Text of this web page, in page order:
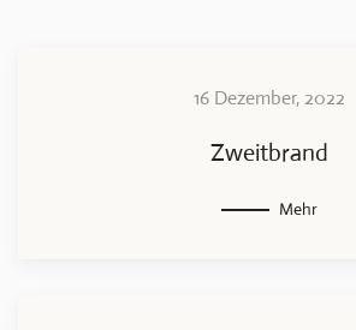
16 Dezember, 2022
Zweitbrand
Mehr